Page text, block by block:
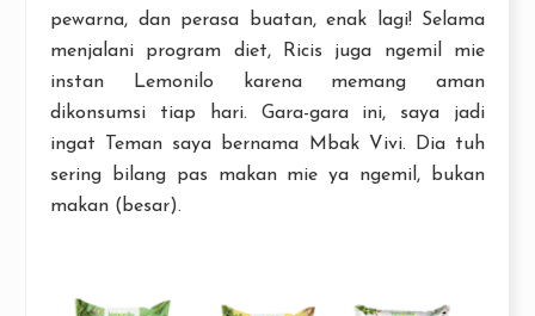
pewarna, dan perasa buatan, enak lagi! Selama
menjalani program diet, Ricis juga ngemil mie
instan Lemonilo karena memang aman
dikonsumsi tiap hari. Gara-gara ini, saya jadi
ingat Teman saya bernama Mbak Vivi. Dia tuh
sering bilang pas makan mie ya ngemil, bukan
makan (besar).